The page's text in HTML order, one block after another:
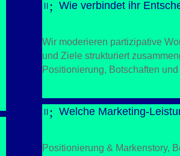
=; Wie verbindet ihr
Wir moderieren partizipative
und Ziele strukturiert
Positionierung, Botschaften
=; Welche Marketing-
Positionierung & Markenstory,